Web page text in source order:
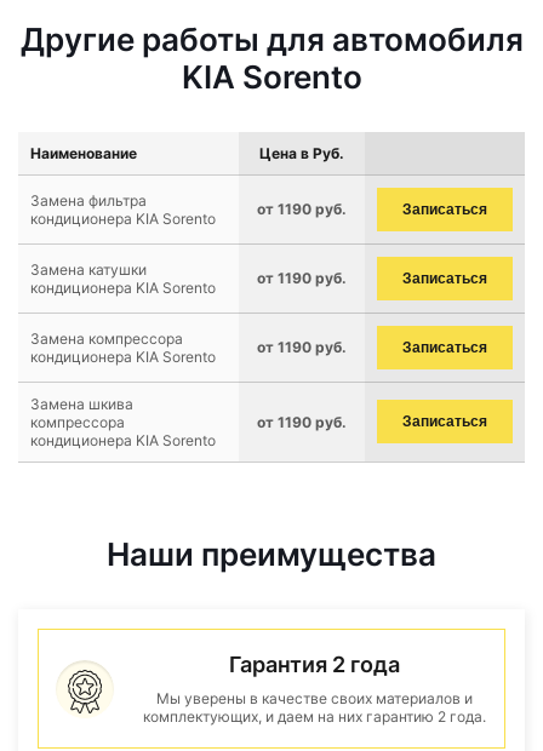
Другие работы для автомобиля
KIA Sorento
Наименование Цена в Руб.
Замена фильтра
кондиционера KIA Sorento
от 1190 руб. Записаться
Замена катушки
кондиционера KIA Sorento
от 1190 руб. Записаться
Замена компрессора
кондиционера KIA Sorento
от 1190 руб. Записаться
Замена шкива
компрессора
кондиционера KIA Sorento
от 1190 руб. Записаться
Наши преимущества
Гарантия 2 года
Мы уверены в качестве своих материалов и
комплектующих, и даем на них гарантию 2 года.